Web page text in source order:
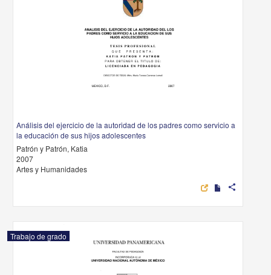
Análisis del ejercicio de la autoridad de los padres como servicio a
la educación de sus hijos adolescentes
Patrón y Patrón, Katia
2007
Artes y Humanidades
share
Trabajo de grado